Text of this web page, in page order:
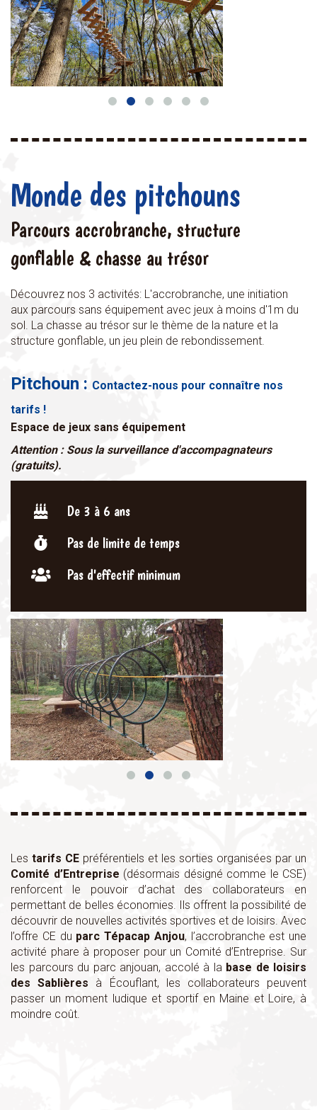
Monde des pitchouns
Parcours accrobranche, structure
gonflable & chasse au trésor
Découvrez nos 3 activités: L'accrobranche, une initiation
aux parcours sans équipement avec jeux à moins d'1m du
sol. La chasse au trésor sur le thème de la nature et la
structure gonflable, un jeu plein de rebondissement.
Pitchoun : Contactez-nous pour connaître nos
tarifs !
Espace de jeux sans équipement
Attention : Sous la surveillance d'accompagnateurs
(gratuits).
De 3 à 6 ans
Pas de limite de temps
Pas d'effectif minimum
Les tarifs CE préférentiels et les sorties organisées par un
Comité d’Entreprise (désormais désigné comme le CSE)
renforcent le pouvoir d’achat des collaborateurs en
permettant de belles économies. Ils offrent la possibilité de
découvrir de nouvelles activités sportives et de loisirs. Avec
l’offre CE du parc Tépacap Anjou, l’accrobranche est une
activité phare à proposer pour un Comité d’Entreprise. Sur
les parcours du parc anjouan, accolé à la base de loisirs
des Sablières à Écouflant, les collaborateurs peuvent
passer un moment ludique et sportif en Maine et Loire, à
moindre coût.